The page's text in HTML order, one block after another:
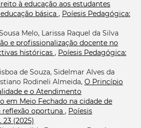
à educação aos estudantes
básica , Poíesis Pedagógica:
Melo, Larissa Raquel da Silva
e profissionalização docente no
históricas , Poíesis Pedagógica:
de Souza, Sidelmar Alves da
Rodineli Almeida, O Princípio
e o Atendimento
em Meio Fechado na cidade de
reflexão oportuna , Poíesis
23 (2025)